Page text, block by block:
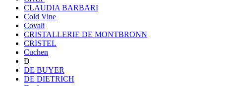
CLAUDIA BARBARI
Cold Vine
Covali
CRISTALLERIE DE MONTBRONN
CRISTEL
Cuchen
D
DE BUYER
DE DIETRICH